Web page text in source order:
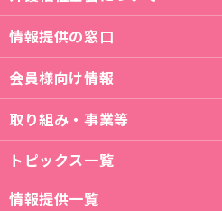
情報提供の窓口
会員様向け情報
取り組み・事業等
トピックス一覧
情報提供一覧